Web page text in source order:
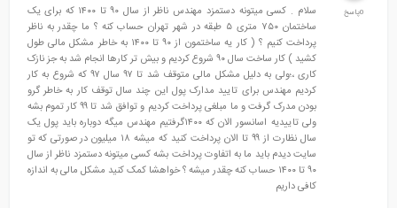
سلام . کسی میتونه دستمزد مهندس ناظر از سال ۹۰ تا ۱۴۰۰ که برای یک
ساختمان ۷۵۰ متری ۵ طبقه در شهر تهران حساب کنه ؟ ما چقدر به ناظر
پرداخت کنیم ؟ ( کار یه ساختمون از ۹۰ تا ۱۴۰۰ به خاطر مشکل مالی طول
کشید ) کار ساخت سال ۹۰ شروع کردیم و بیش تر کارها انجام شد به جز نازک
کاری ،؛ولی به دلیل مشکل مالی متوقف شد تا ۹۷ سال ۹۷ که شروع به کار
کردیم مهندس برای تایید مدارک پول این چند سال توقف کار به خاطر گرو
بودن مدرک گرفت و ما مبلغی پرداخت کردیم و توافق شد تا ۹۹ کار تموم بشه
ولی تاییدیه اسانسور الان که ۱۴۰۰گرفتیم مهندس میگه دوباره باید پول یک
سال نظارت از ۹۹ تا الان پرداخت کنید که میشه ۱۸ میلیون در صورتی که تو
سایت دیدم باید ما به اتفاوت پرداخت بشه کسی میتونه دستمزد ناظر از سال
۹۰ تا ۱۴۰۰ حساب کنه چقدر میشه ؟ خواهشا کمک کنید مشکل مالی به اندازه